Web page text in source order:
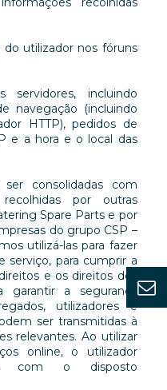
utilizador nos fóruns
incluindo
navegação (incluindo
HTTP), pedidos de
e a hora e o local das
consolidadas com
por outras
Spare Parts e por
do grupo CSP –
utilizá-las para fazer
serviço, para cumprir a
e os direitos dos
garantir a segurança
utilizadores e
ser transmitidas à
relevantes. Ao utilizar
online, o utilizador
com o disposto